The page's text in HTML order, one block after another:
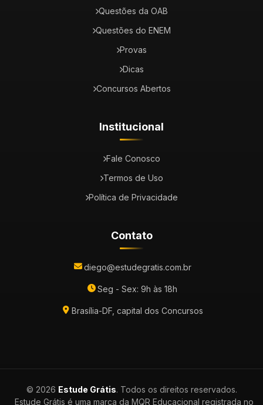
Questões da OAB
Questões do ENEM
Provas
Dicas
Concursos Abertos
Institucional
Fale Conosco
Termos de Uso
Política de Privacidade
Contato
diego@estudegratis.com.br
Seg - Sex: 9h às 18h
Brasília-DF, capital dos Concursos
© 2026 Estude Grátis. Todos os direitos reservados.
Estude Grátis é uma marca da MQR Educacional registrada no